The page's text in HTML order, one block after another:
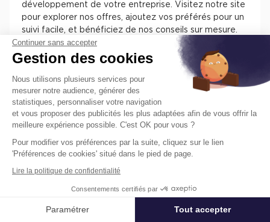
Affiner ma recherche
développement de votre entreprise. Visitez notre site
pour explorer nos offres, ajoutez vos préférés pour un
suivi facile, et bénéficiez de nos conseils sur mesure.
Chez Cushman & Wakefield, nous nous engageons à
vous assister dans la sélection de l'espace parfait pour
Trouvez facilement nos annonces de
locaux à louer ou à vendre en France
pour installer votre entreprise.
Les différentes offres de locaux en France présentent
trouverez des informations concernant l’actif, des
Continuer sans accepter
Gestion des cookies
Nous utilisons plusieurs services pour
mesurer notre audience, générer des
statistiques, personnaliser votre navigation
et vous proposer des publicités les plus adaptées afin de vous offrir la
meilleure expérience possible. C'est OK pour vous ?
Pour modifier vos préférences par la suite, cliquez sur le lien
'Préférences de cookies' situé dans le pied de page.
Lire la politique de confidentialité
Consentements certifiés par
Paramétrer Tout accepter